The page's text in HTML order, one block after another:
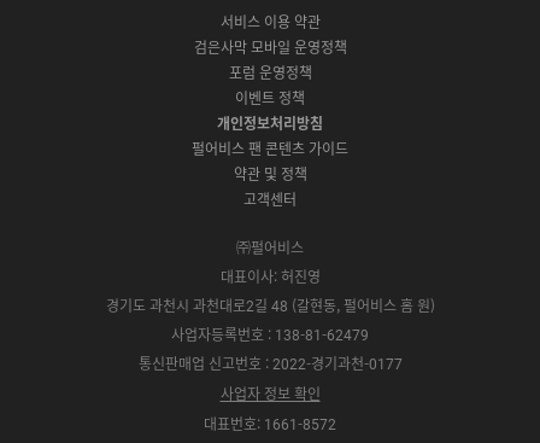
o
k
b
e
r
a
p
S
t
o
r
e
a
t
S
e
서비스 이용 약관
검은사막 모바일 운영정책
포럼 운영정책
이벤트 정책
개인정보처리방침
펄어비스 팬 콘텐츠 가이드
약관 및 정책
고객센터
㈜펄어비스
대표이사: 허진영
경기도 과천시 과천대로2길 48 (갈현동, 펄어비스 홈 원)
사업자등록번호 : 138-81-62479
통신판매업 신고번호 : 2022-경기과천-0177
사업자 정보 확인
대표번호: 1661-8572